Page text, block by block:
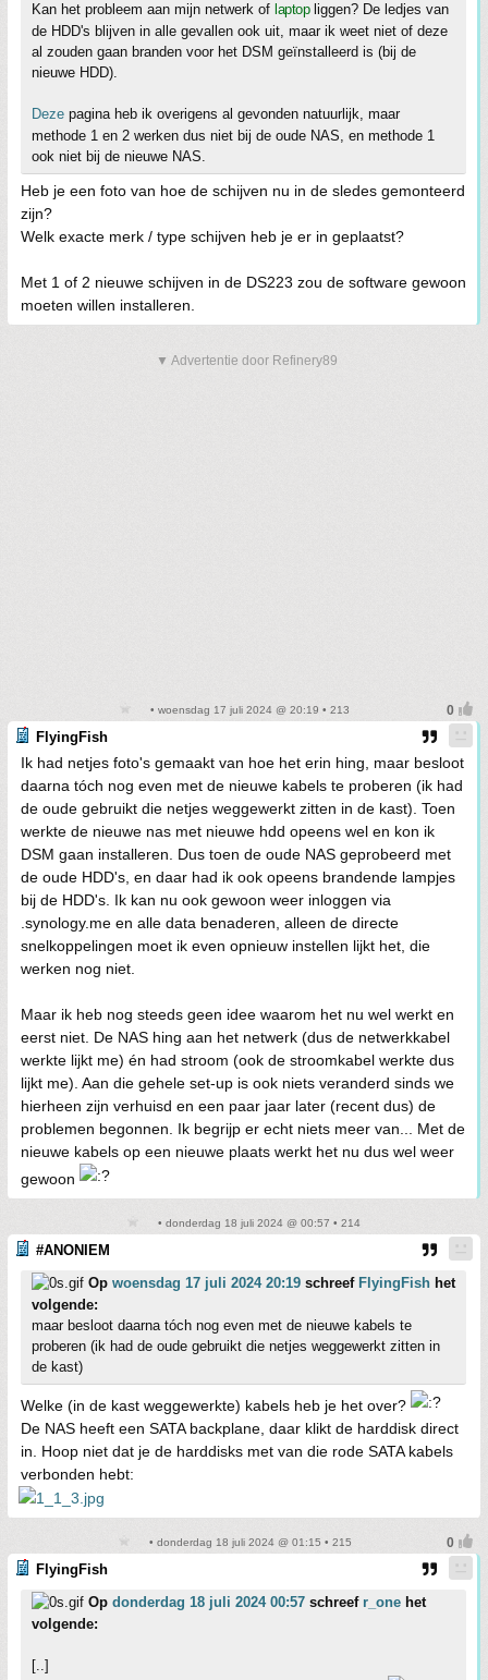
Kan het probleem aan mijn netwerk of laptopliggen? De ledjes van
de HDD's blijven in alle gevallen ook uit, maar ik weet niet of deze
al zouden gaan branden voor het DSM geïnstalleerd is (bij de
nieuwe HDD).
Deze pagina heb ik overigens al gevonden natuurlijk, maar
methode 1 en 2 werken dus niet bij de oude NAS, en methode 1
ook niet bij de nieuwe NAS.
Heb je een foto van hoe de schijven nu in de sledes gemonteerd
zijn?
Welk exacte merk / type schijven heb je er in geplaatst?
Met 1 of 2 nieuwe schijven in de DS223 zou de software gewoon
moeten willen installeren.
▼ Advertentie door Refinery89
• woensdag 17 juli 2024 @ 20:19 • 213
FlyingFish
Ik had netjes foto's gemaakt van hoe het erin hing, maar besloot
daarna tóch nog even met de nieuwe kabels te proberen (ik had
de oude gebruikt die netjes weggewerkt zitten in de kast). Toen
werkte de nieuwe nas met nieuwe hdd opeens wel en kon ik
DSM gaan installeren. Dus toen de oude NAS geprobeerd met
de oude HDD's, en daar had ik ook opeens brandende lampjes
bij de HDD's. Ik kan nu ook gewoon weer inloggen via
.synology.me en alle data benaderen, alleen de directe
snelkoppelingen moet ik even opnieuw instellen lijkt het, die
werken nog niet.
Maar ik heb nog steeds geen idee waarom het nu wel werkt en
eerst niet. De NAS hing aan het netwerk (dus de netwerkkabel
werkte lijkt me) én had stroom (ook de stroomkabel werkte dus
lijkt me). Aan die gehele set-up is ook niets veranderd sinds we
hierheen zijn verhuisd en een paar jaar later (recent dus) de
problemen begonnen. Ik begrijp er echt niets meer van... Met de
nieuwe kabels op een nieuwe plaats werkt het nu dus wel weer
gewoon
• donderdag 18 juli 2024 @ 00:57 • 214
#ANONIEM
Op woensdag 17 juli 2024 20:19 schreef FlyingFish het
volgende:
maar besloot daarna tóch nog even met de nieuwe kabels te
proberen (ik had de oude gebruikt die netjes weggewerkt zitten in
de kast)
Welke (in de kast weggewerkte) kabels heb je het over?
De NAS heeft een SATA backplane, daar klikt de harddisk direct
in. Hoop niet dat je de harddisks met van die rode SATA kabels
verbonden hebt:
• donderdag 18 juli 2024 @ 01:15 • 215
FlyingFish
Op donderdag 18 juli 2024 00:57 schreef r_one het
volgende:
[..]